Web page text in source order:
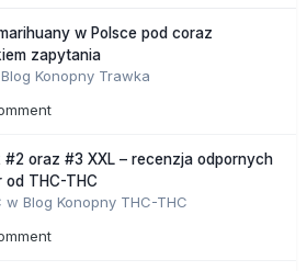
w Polsce pod coraz
zapytania
Blog Konopny Trawka
#2 oraz #3 XXL – recenzja odpornych
od THC-THC
w Blog Konopny THC-THC